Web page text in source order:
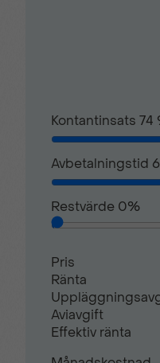
Kontantinsats 74
Avbetalningstid
Restvärde 0%
Pris
Ränta
Aviavgift
Effektiv ränta